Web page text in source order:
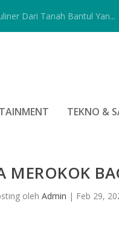
Dari Tanah Bantul Yan...
TEKNO &
MEROKOK
oleh Admin | Feb 29,